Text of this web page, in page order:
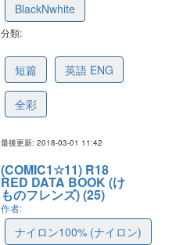
BlackNwhite
分類:
短篇 英語 ENG
全彩
最後更新: 2018-03-01 11:42
(COMIC1☆11) R18
RED DATA BOOK (け
ものフレンズ) (25)
作者:
ナイロン100% (ナイロン)